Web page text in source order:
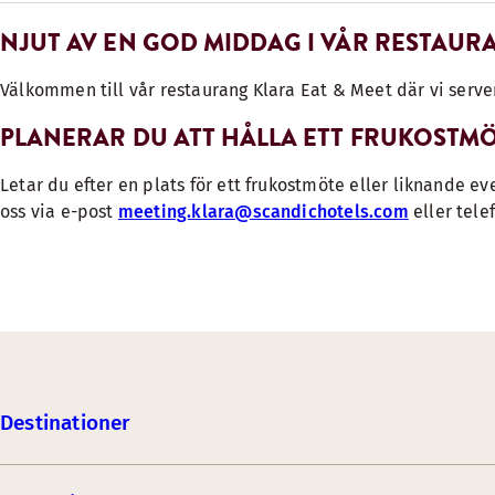
NJUT AV EN GOD MIDDAG I VÅR
Välkommen till vår restaurang Klara Eat & Meet där vi
PLANERAR DU ATT HÅLLA ETT
Letar du efter en plats för ett frukostmöte eller liknande
oss via e-post meeting.klara@scandichotels.com eller
Destinationer